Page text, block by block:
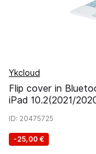
Ykcloud
Flip cover in
iPad 10.2(2021/
ID: 20475725
-25,00 €